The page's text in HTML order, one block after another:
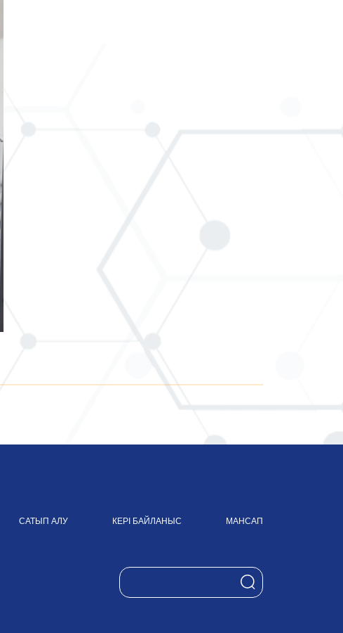
САТЫП АЛУ КЕРІ БАЙЛАНЫС МАНСАП